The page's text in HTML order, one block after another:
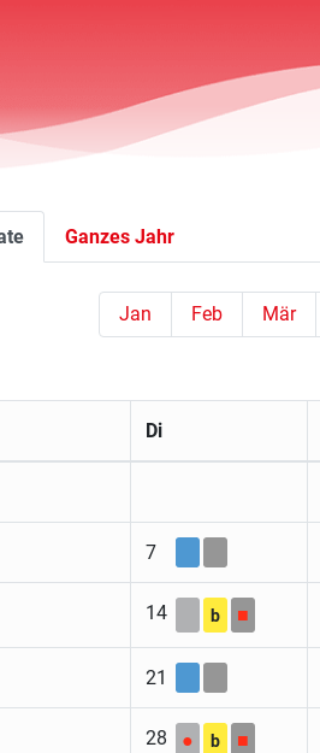
Ganzes Jahr
Jan Feb Mär
Di
7
14 b ■
21
28 ● b ■